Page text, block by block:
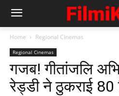
Home Regional Cinemas
Regional Cinemas
गजब! गीतांजलि
रेड्डी ने ठुकराई 80